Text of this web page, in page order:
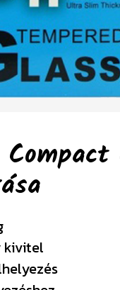
kivitel